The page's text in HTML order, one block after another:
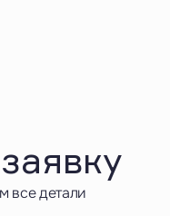
все детали